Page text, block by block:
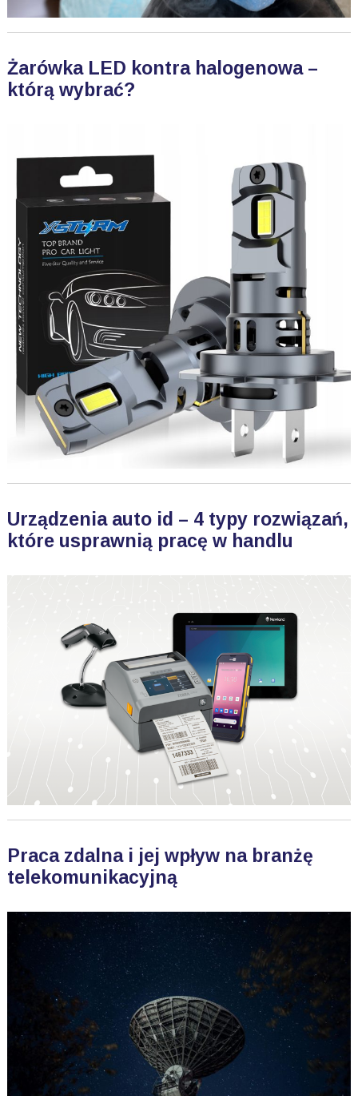
Żarówka LED kontra halogenowa –
którą wybrać?
Urządzenia auto id – 4 typy rozwiązań,
które usprawnią pracę w handlu
Praca zdalna i jej wpływ na branżę
telekomunikacyjną